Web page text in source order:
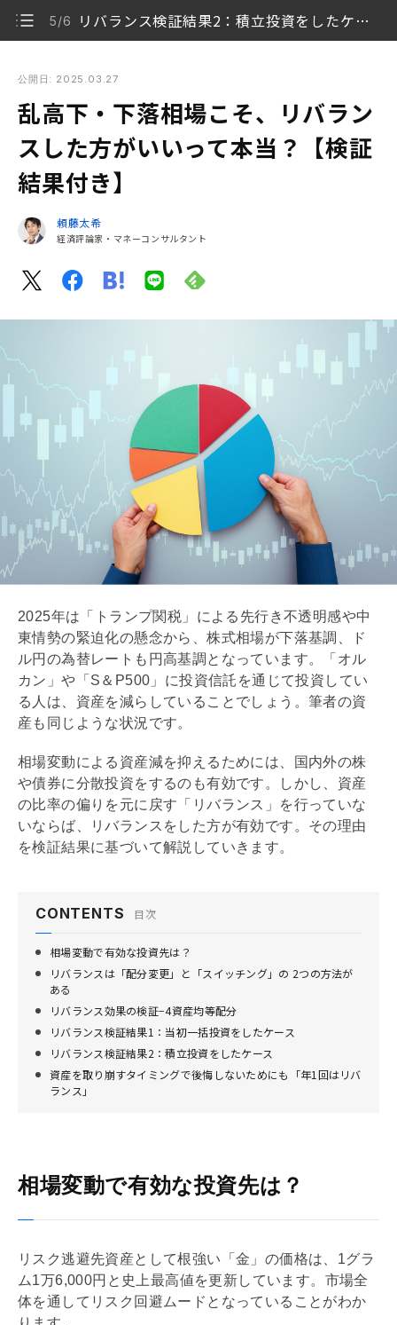
5/6 リバランス検証結果2：積立投資をしたケース
【検証結果付き】
1/6 相場変動で有効な投資先は？
2/6
リバランスは「配分変更」と「スイッチング」の 2つ
の方法がある
3/6 リバランス効果の検証−4資産均等配分
公開日: 2025.03.27
乱高下・下落相場こそ、リバラン
スした方がいいって本当？【検証
結果付き】
頼藤太希
経済評論家・マネーコンサルタント
2025年は「トランプ関税」による先行き不透明感や中
東情勢の緊迫化の懸念から、株式相場が下落基調、ド
ル円の為替レートも円高基調となっています。「オル
カン」や「S＆P500」に投資信託を通じて投資してい
る人は、資産を減らしていることでしょう。筆者の資
産も同じような状況です。
相場変動による資産減を抑えるためには、国内外の株
や債券に分散投資をするのも有効です。しかし、資産
の比率の偏りを元に戻す「リバランス」を行っていな
いならば、リバランスをした方が有効です。その理由
を検証結果に基づいて解説していきます。
CONTENTS 目次
相場変動で有効な投資先は？
リバランスは「配分変更」と「スイッチング」の 2つの方法が
ある
リバランス効果の検証−4資産均等配分
リバランス検証結果1：当初一括投資をしたケース
リバランス検証結果2：積立投資をしたケース
資産を取り崩すタイミングで後悔しないためにも「年1回はリバ
ランス」
相場変動で有効な投資先は？
リスク逃避先資産として根強い「金」の価格は、1グラ
ム1万6,000円と史上最高値を更新しています。市場全
体を通してリスク回避ムードとなっていることがわか